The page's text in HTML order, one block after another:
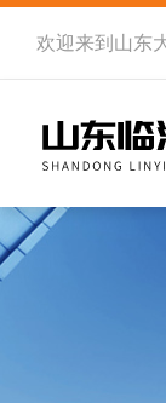
欢迎来到 山东